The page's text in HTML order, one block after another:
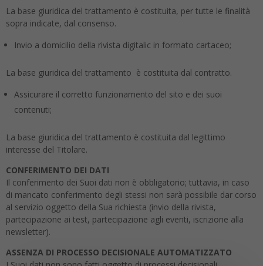
La base giuridica del trattamento è costituita, per tutte le finalità
sopra indicate, dal consenso.
Invio a domicilio della rivista digitalic in formato cartaceo;
La base giuridica del trattamento è costituita dal contratto.
Assicurare il corretto funzionamento del sito e dei suoi
contenuti;
La base giuridica del trattamento è costituita dal legittimo
interesse del Titolare.
CONFERIMENTO DEI DATI
Il conferimento dei Suoi dati non è obbligatorio; tuttavia, in caso
di mancato conferimento degli stessi non sarà possibile dar corso
al servizio oggetto della Sua richiesta (invio della rivista,
partecipazione ai test, partecipazione agli eventi, iscrizione alla
newsletter).
ASSENZA DI PROCESSO DECISIONALE AUTOMATIZZATO